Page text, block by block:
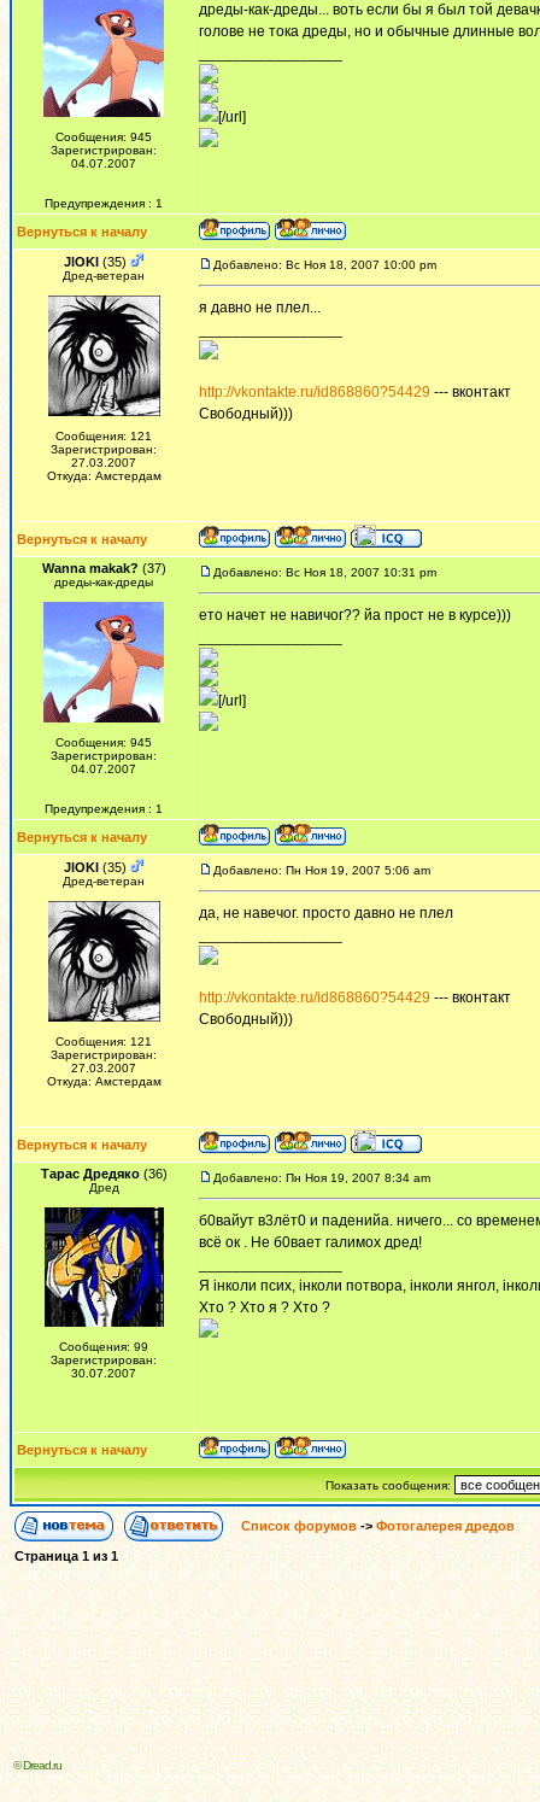
Сообщения: 945
Зарегистрирован:
04.07.2007
Предупреждения : 1
дреды-как-дреды... воть если бы я был той
голове не тока дреды, но и обычные длинные
[/url]
Вернуться к началу
JlOKI (35)
Дред-ветеран
Сообщения: 121
Зарегистрирован:
27.03.2007
Откуда: Амстердам
Добавлено: Вс Ноя 18, 2007 10:00 pm
я давно не плел...
http://vkontakte.ru/id868860?54429 --- вконтакт
Свободный)))
Вернуться к началу
Wanna makak? (37)
дреды-как-дреды
Сообщения: 945
Зарегистрирован:
04.07.2007
Предупреждения : 1
Добавлено: Вс Ноя 18, 2007 10:31 pm
ето начет не навичог?? йа прост не в курсе)))
[/url]
Вернуться к началу
JlOKI (35)
Дред-ветеран
Сообщения: 121
Зарегистрирован:
27.03.2007
Откуда: Амстердам
Добавлено: Пн Ноя 19, 2007 5:06 am
да, не навечог. просто давно не плел
http://vkontakte.ru/id868860?54429 --- вконтакт
Свободный)))
Вернуться к началу
Тарас Дредяко(36)
Дред
Сообщения: 99
Зарегистрирован:
30.07.2007
Добавлено: Пн Ноя 19, 2007 8:34 am
б0вайут в3лёт0 и паденийа. ничего... со
всё ок . Не б0вает галимох дред!
Я інколи псих, інколи потвора, інколи янгол,
Хто ? Хто я ? Хто ?
Вернуться к началу
Показать сообщения:
Список форумов -> Фотогалерея дредов
Страница 1из 1
© Dread.ru